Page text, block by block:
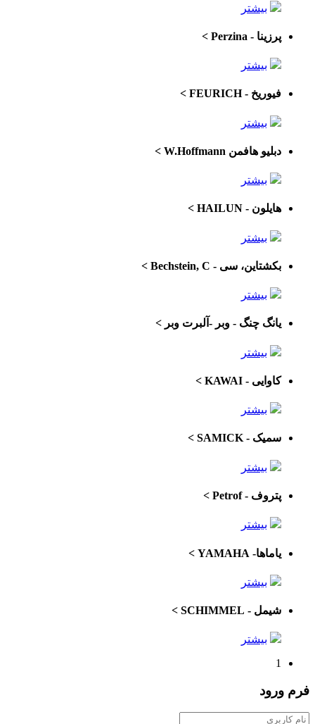
بیشتر
پرزینا - Perzina >
بیشتر
فیوریخ - FEURICH >
بیشتر
دبلیو هافمن W.Hoffmann >
بیشتر
هایلون - HAILUN >
بیشتر
بکشتاین، سی - Bechstein, C >
بیشتر
یانگ چنگ - وبر -آلبرت وبر >
بیشتر
کاوایی - KAWAI >
بیشتر
سمیک - SAMICK >
بیشتر
پتروف - Petrof >
بیشتر
یاماها- YAMAHA >
بیشتر
شیمل - SCHIMMEL >
بیشتر
1
فرم ورود